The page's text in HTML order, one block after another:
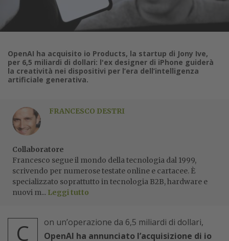
OpenAI ha acquisito io Products, la startup di Jony Ive,
per 6,5 miliardi di dollari: l'ex designer di iPhone guiderà
la creatività nei dispositivi per l’era dell’intelligenza
artificiale generativa.
FRANCESCO DESTRI
Collaboratore
Francesco segue il mondo della tecnologia dal 1999,
scrivendo per numerose testate online e cartacee. È
specializzato soprattutto in tecnologia B2B, hardware e
nuovi m... Leggi tutto
C
on un’operazione da 6,5 miliardi di dollari,
OpenAI ha annunciato l’acquisizione di io